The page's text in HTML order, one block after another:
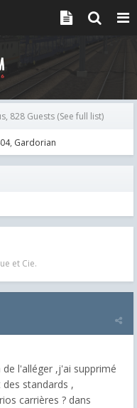
828 Guests (See full list)
Gardorian
et Cie.
l'alléger ,j'ai supprimé
standards ,
carrières ? dans